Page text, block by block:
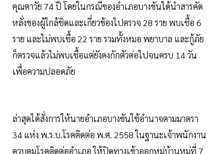
คุณตาวัย 74 ปี โดยในกรณีของอำเภอบางขันได้นำสารคัด
หลั่งของผู้ใกล้ชิดและเกี่ยวข้องไปตรวจ 28 ราย พบเชื้อ 6
ราย และไม่พบเชื้อ 22 ราย รวมทั้งหมอ พยาบาล และกู้ภัย
ก็ตรวจแล้วไม่พบเชื้อแต่ยังคงกักตัวต่อไปจนครบ 14 วัน
เพื่อความปลอดภัย
ล่าสุดได้สั่งการให้นายอำเภอบางขันใช้อำนาจตามมาตรา
34 แห่ง พ.ร.บ.โรคติดต่อ พ.ศ. 2558 ในฐานะเจ้าพนักงาน
ควบคุมโรคติดต่ออำเภอ ให้ปิดทางเข้าออกหมู่บ้านหมู่ที่ 7